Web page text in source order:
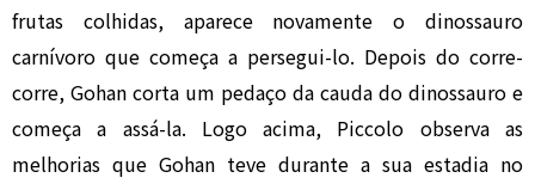
frutas colhidas, aparece novamente o dinossauro
carnívoro que começa a persegui-lo. Depois do corre-
corre, Gohan corta um pedaço da cauda do dinossauro e
começa a assá-la. Logo acima, Piccolo observa as
melhorias que Gohan teve durante a sua estadia no